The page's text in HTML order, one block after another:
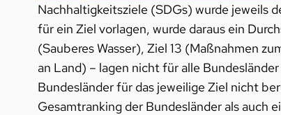
Nachhaltigkeitsziele (SDGs) wurde jeweils
für ein Ziel vorlagen, wurde daraus ein
(Sauberes Wasser), Ziel 13 (Maßnahmen
an Land) – lagen nicht für alle
Bundesländer für das jeweilige Ziel nicht
Gesamtranking der Bundesländer als auch